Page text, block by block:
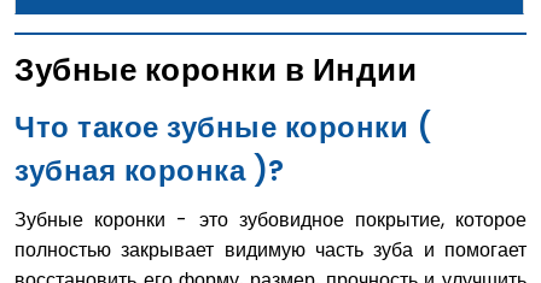
Зубные коронки в Индии
Что такое зубные коронки (
зубная коронка )?
Зубные коронки - это зубовидное покрытие, которое
полностью закрывает видимую часть зуба и помогает